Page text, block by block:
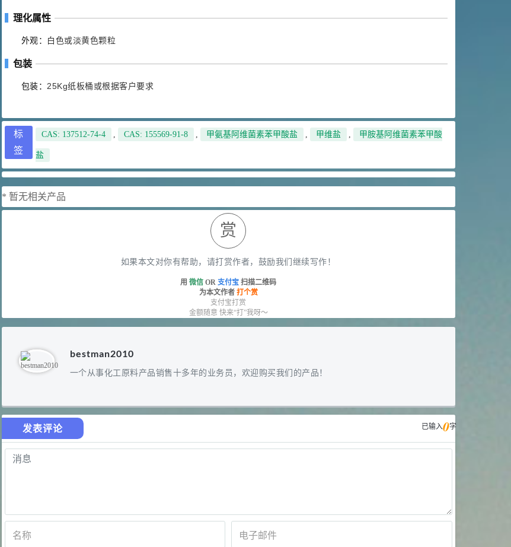
理化属性
外观： 白色或淡黄色颗粒
包装
包装： 25Kg纸板桶或根据客户要求
标
签
CAS: 137512-74-4 , CAS: 155569-91-8 , 甲氨基阿维菌素苯甲酸盐 , 甲维盐 , 甲胺基阿维菌素苯甲酸
盐
* 暂无相关产品
赏
如果本文对你有帮助，请打赏作者，鼓励我们继续写作！
用 微信 OR 支付宝 扫描二维码
为本文作者 打个赏
支付宝打赏
金额随意 快来“打”我呀～
bestman2010
一个从事化工原料产品销售十多年的业务员，欢迎购买我们的产品！
发表评论 已输入0字
2 乙酸橙花酯 99%
2021-06-17 化工原料
浏览量 - 4.4w
29
浏览量 - 1.98w
69.6
浏览量 - 1.72w
2021-05-30 化工原料
浏览量 - 1.64w
2021-05-25